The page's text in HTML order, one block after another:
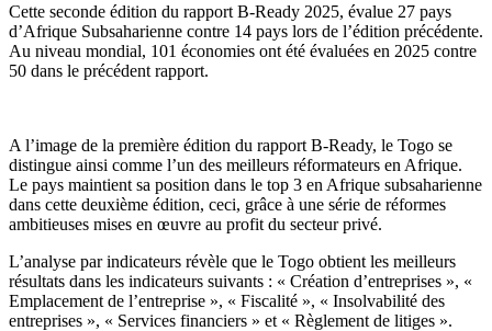
Cette seconde édition du rapport B-Ready 2025, évalue 27 pays
d’Afrique Subsaharienne contre 14 pays lors de l’édition précédente.
Au niveau mondial, 101 économies ont été évaluées en 2025 contre
50 dans le précédent rapport.
A l’image de la première édition du rapport B-Ready, le Togo se
distingue ainsi comme l’un des meilleurs réformateurs en Afrique.
Le pays maintient sa position dans le top 3 en Afrique subsaharienne
dans cette deuxième édition, ceci, grâce à une série de réformes
ambitieuses mises en œuvre au profit du secteur privé.
L’analyse par indicateurs révèle que le Togo obtient les meilleurs
résultats dans les indicateurs suivants : « Création d’entreprises », «
Emplacement de l’entreprise », « Fiscalité », « Insolvabilité des
entreprises », « Services financiers » et « Règlement de litiges ».